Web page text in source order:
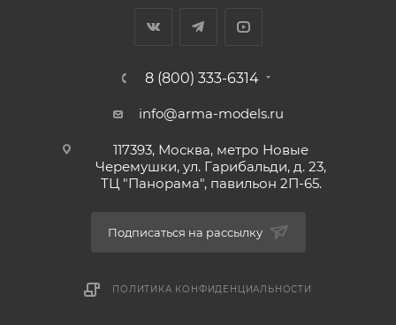
8 (800) 333-6314
info@arma-models.ru
117393, Москва, метро Новые
Черемушки, ул. Гарибальди, д. 23,
ТЦ "Панорама", павильон 2П-65.
Подписаться на рассылку
ПОЛИТИКА КОНФИДЕНЦИАЛЬНОСТИ